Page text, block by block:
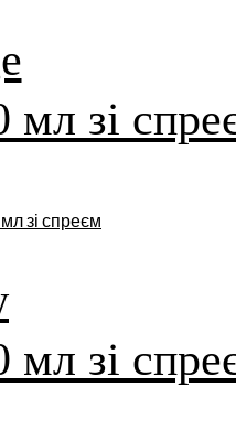
мл зі
мл зі